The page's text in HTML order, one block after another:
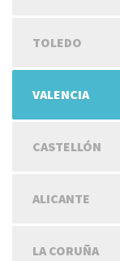
TOLEDO
VALENCIA
CASTELLÓN
ALICANTE
LA CORUÑA